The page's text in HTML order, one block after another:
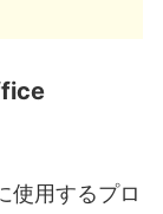
使用するプロ